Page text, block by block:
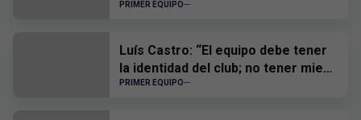
PRIMER EQUIPO
Luís Castro: “El equipo debe tener
la identidad del club; no tener miedo
a nadie y, cuando tengamos que
PRIMER EQUIPO